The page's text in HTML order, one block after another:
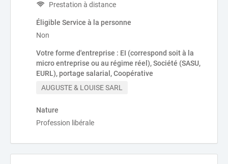
Prestation à distance
Éligible Service à la personne
Non
Votre forme d'entreprise : EI (correspond soit à la
micro entreprise ou au régime réel), Société (SASU,
EURL), portage salarial, Coopérative
AUGUSTE & LOUISE SARL
Nature
Profession libérale